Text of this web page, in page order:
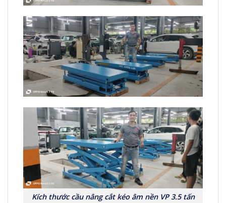
Kích thước cầu nâng cắt kéo âm nền VP 3.5 tấn